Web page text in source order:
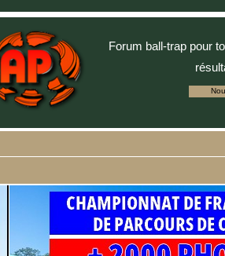
Forum ball-trap pour